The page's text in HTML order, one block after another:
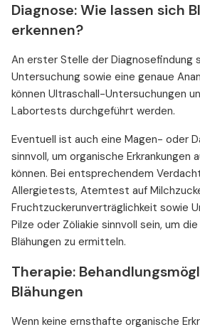
Diagnose: Wie lassen sich
erkennen?
An erster Stelle der Diagnosefindung
Untersuchung sowie eine genaue
können Ultraschall-Untersuchungen
Labortests durchgeführt werden.
Eventuell ist auch eine Magen- oder
sinnvoll, um organische Erkrankungen
können. Bei entsprechendem
Allergietests, Atemtest auf
Fruchtzuckerunverträglichkeit sowie
Pilze oder Zöliakie sinnvoll sein, um
Blähungen zu ermitteln.
Therapie:
Blähungen
Wenn keine ernsthafte organische